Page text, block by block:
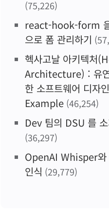
(75,226)
react-hook-form
으로 폼 관리하기
헥사고날 아키텍처
Architecture) : 유
한 소프트웨어 디자인
Example (46,254)
Dev 팀의 DSU 를
(36,297)
OpenAI Whisper와
인식 (29,779)